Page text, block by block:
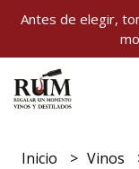
Antes de elegir,
Inicio Vinos